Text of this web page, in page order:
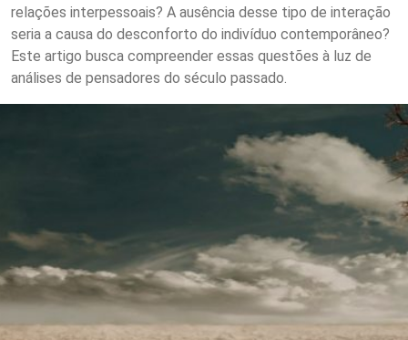
relações interpessoais? A ausência desse tipo de interação
seria a causa do desconforto do indivíduo contemporâneo?
Este artigo busca compreender essas questões à luz de
análises de pensadores do século passado.